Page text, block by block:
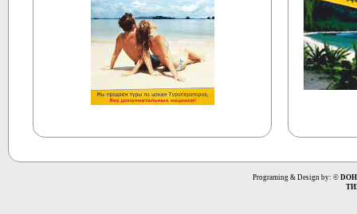
Programing & Design by: ©